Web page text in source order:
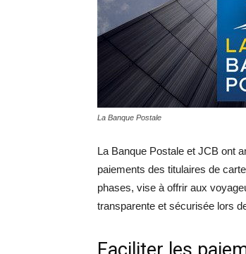
La Banque Postale
La Banque Postale et JCB ont
paiements des titulaires de
phases, vise à offrir aux
transparente et sécurisée lors